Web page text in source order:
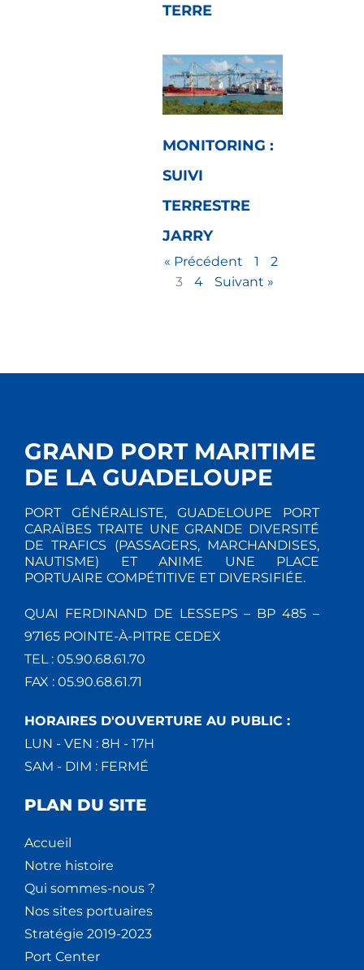
TERRE
MONITORING :
SUIVI
TERRESTRE
JARRY
« Précédent 1
2
3
4 Suivant »
GRAND PORT MARITIME
DE LA GUADELOUPE
PORT GÉNÉRALISTE, GUADELOUPE PORT
CARAÏBES TRAITE UNE GRANDE DIVERSITÉ
DE TRAFICS (PASSAGERS, MARCHANDISES,
NAUTISME) ET ANIME UNE PLACE
PORTUAIRE COMPÉTITIVE ET DIVERSIFIÉE.
QUAI FERDINAND DE LESSEPS – BP 485 –
97165 POINTE-À-PITRE CEDEX
TEL : 05.90.68.61.70
FAX : 05.90.68.61.71
HORAIRES D'OUVERTURE AU PUBLIC :
LUN - VEN : 8H - 17H
SAM - DIM : FERMÉ
PLAN DU SITE
Accueil
Notre histoire
Qui sommes-nous ?
Nos sites portuaires
Stratégie 2019-2023
Port Center